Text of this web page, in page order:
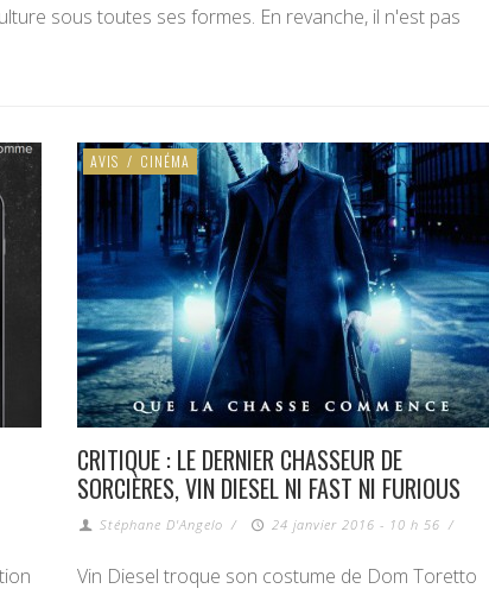
sous toutes ses formes. En revanche, il n'est pas
AVIS / CINÉMA
CRITIQUE : LE DERNIER CHASSEUR DE
SORCIÈRES, VIN DIESEL NI FAST NI FURIOUS
Stéphane D'Angelo / 24 janvier 2016 - 10 h 56 /
Vin Diesel troque son costume de Dom Toretto